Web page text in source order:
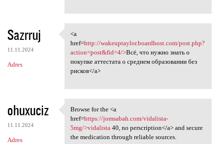
Sazrruj
11.11.2024
Adres
<a href=http://wakeuptaylor
<a
href=http://wakeuptaylor.boardhost.com/post.php?
action=post&fid=4/>Всё, что нужно знать о
покупке аттестата о среднем образовании без
рисков</a>
ohuxuciz
11.11.2024
Adres
Browse for the <a href=https:
Browse for the <a
href=https://jomsabah.com/vidalista-
5mg/>vidalista 40, no perscription</a> and secure
the medication through reliable sources.